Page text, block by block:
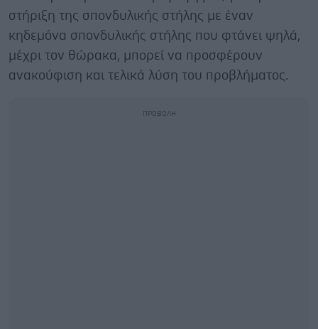
στήριξη της σπονδυλικής στήλης με έναν
κηδεμόνα σπονδυλικής στήλης που φτάνει ψηλά,
μέχρι τον θώρακα, μπορεί να προσφέρουν
ανακούφιση και τελικά λύση του προβλήματος.